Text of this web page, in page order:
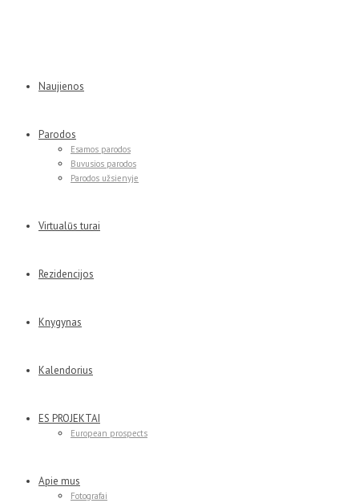
Naujienos
Parodos
Esamos parodos
Buvusios parodos
Parodos užsienyje
Virtualūs turai
Rezidencijos
Knygynas
Kalendorius
ES PROJEKTAI
European prospects
Apie mus
Fotografai